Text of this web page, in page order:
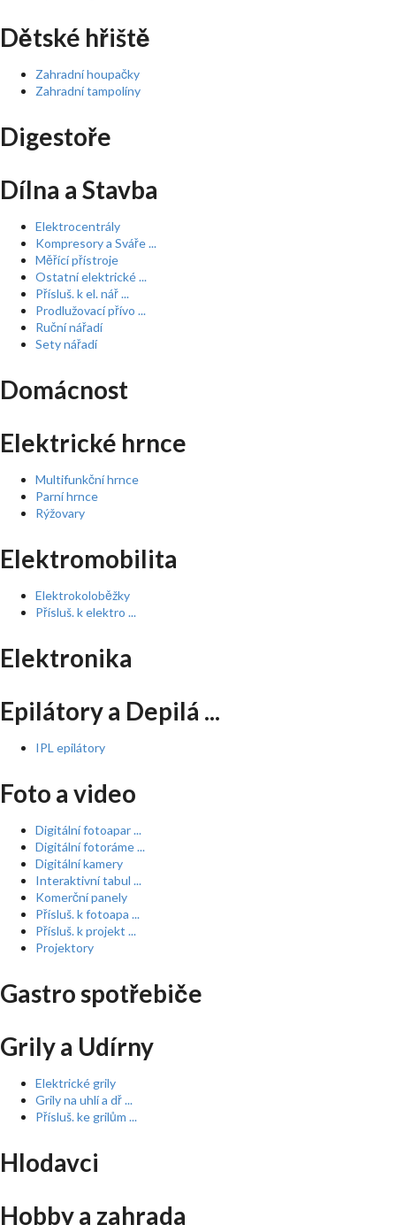
Dětské hřiště
Zahradní houpačky
Zahradní tampolíny
Digestoře
Dílna a Stavba
Elektrocentrály
Kompresory a Sváře ...
Měřící přístroje
Ostatní elektrické ...
Přísluš. k el. nář ...
Prodlužovací přívo ...
Ruční nářadí
Sety nářadí
Domácnost
Elektrické hrnce
Multifunkční hrnce
Parní hrnce
Rýžovary
Elektromobilita
Elektrokoloběžky
Přísluš. k elektro ...
Elektronika
Epilátory a Depilá ...
IPL epilátory
Foto a video
Digitální fotoapar ...
Digitální fotoráme ...
Digitální kamery
Interaktivní tabul ...
Komerční panely
Přísluš. k fotoapa ...
Přísluš. k projekt ...
Projektory
Gastro spotřebiče
Grily a Udírny
Elektrické grily
Grily na uhlí a dř ...
Přísluš. ke grilům ...
Hlodavci
Hobby a zahrada